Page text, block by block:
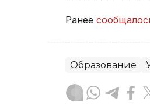
Ранее
Образование